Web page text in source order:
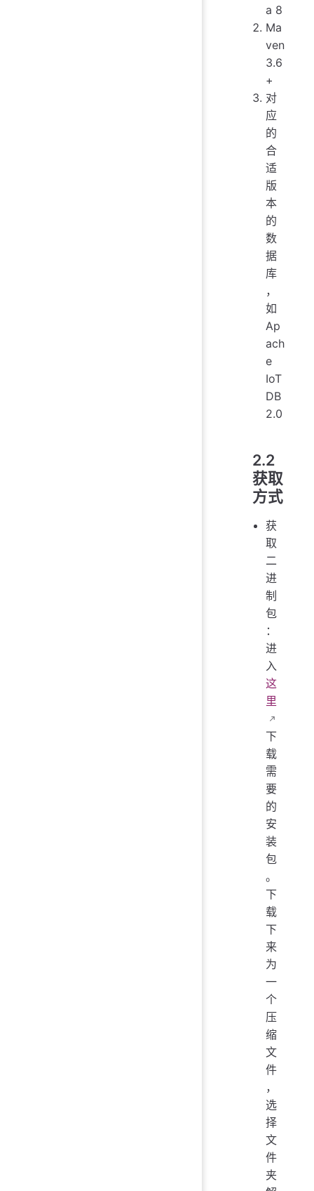
a 8
Ma
ven
3.6
+
对
应
的
合
适
版
本
的
数
据
库
，
如
Ap
ach
e
IoT
DB
2.0
2.2
获取
方式
获
取
二
进
制
包
：
进
入
这
里
下
载
需
要
的
安
装
包
。
下
载
下
来
为
一
个
压
缩
文
件
，
选
择
文
件
夹